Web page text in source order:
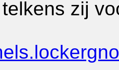
zij